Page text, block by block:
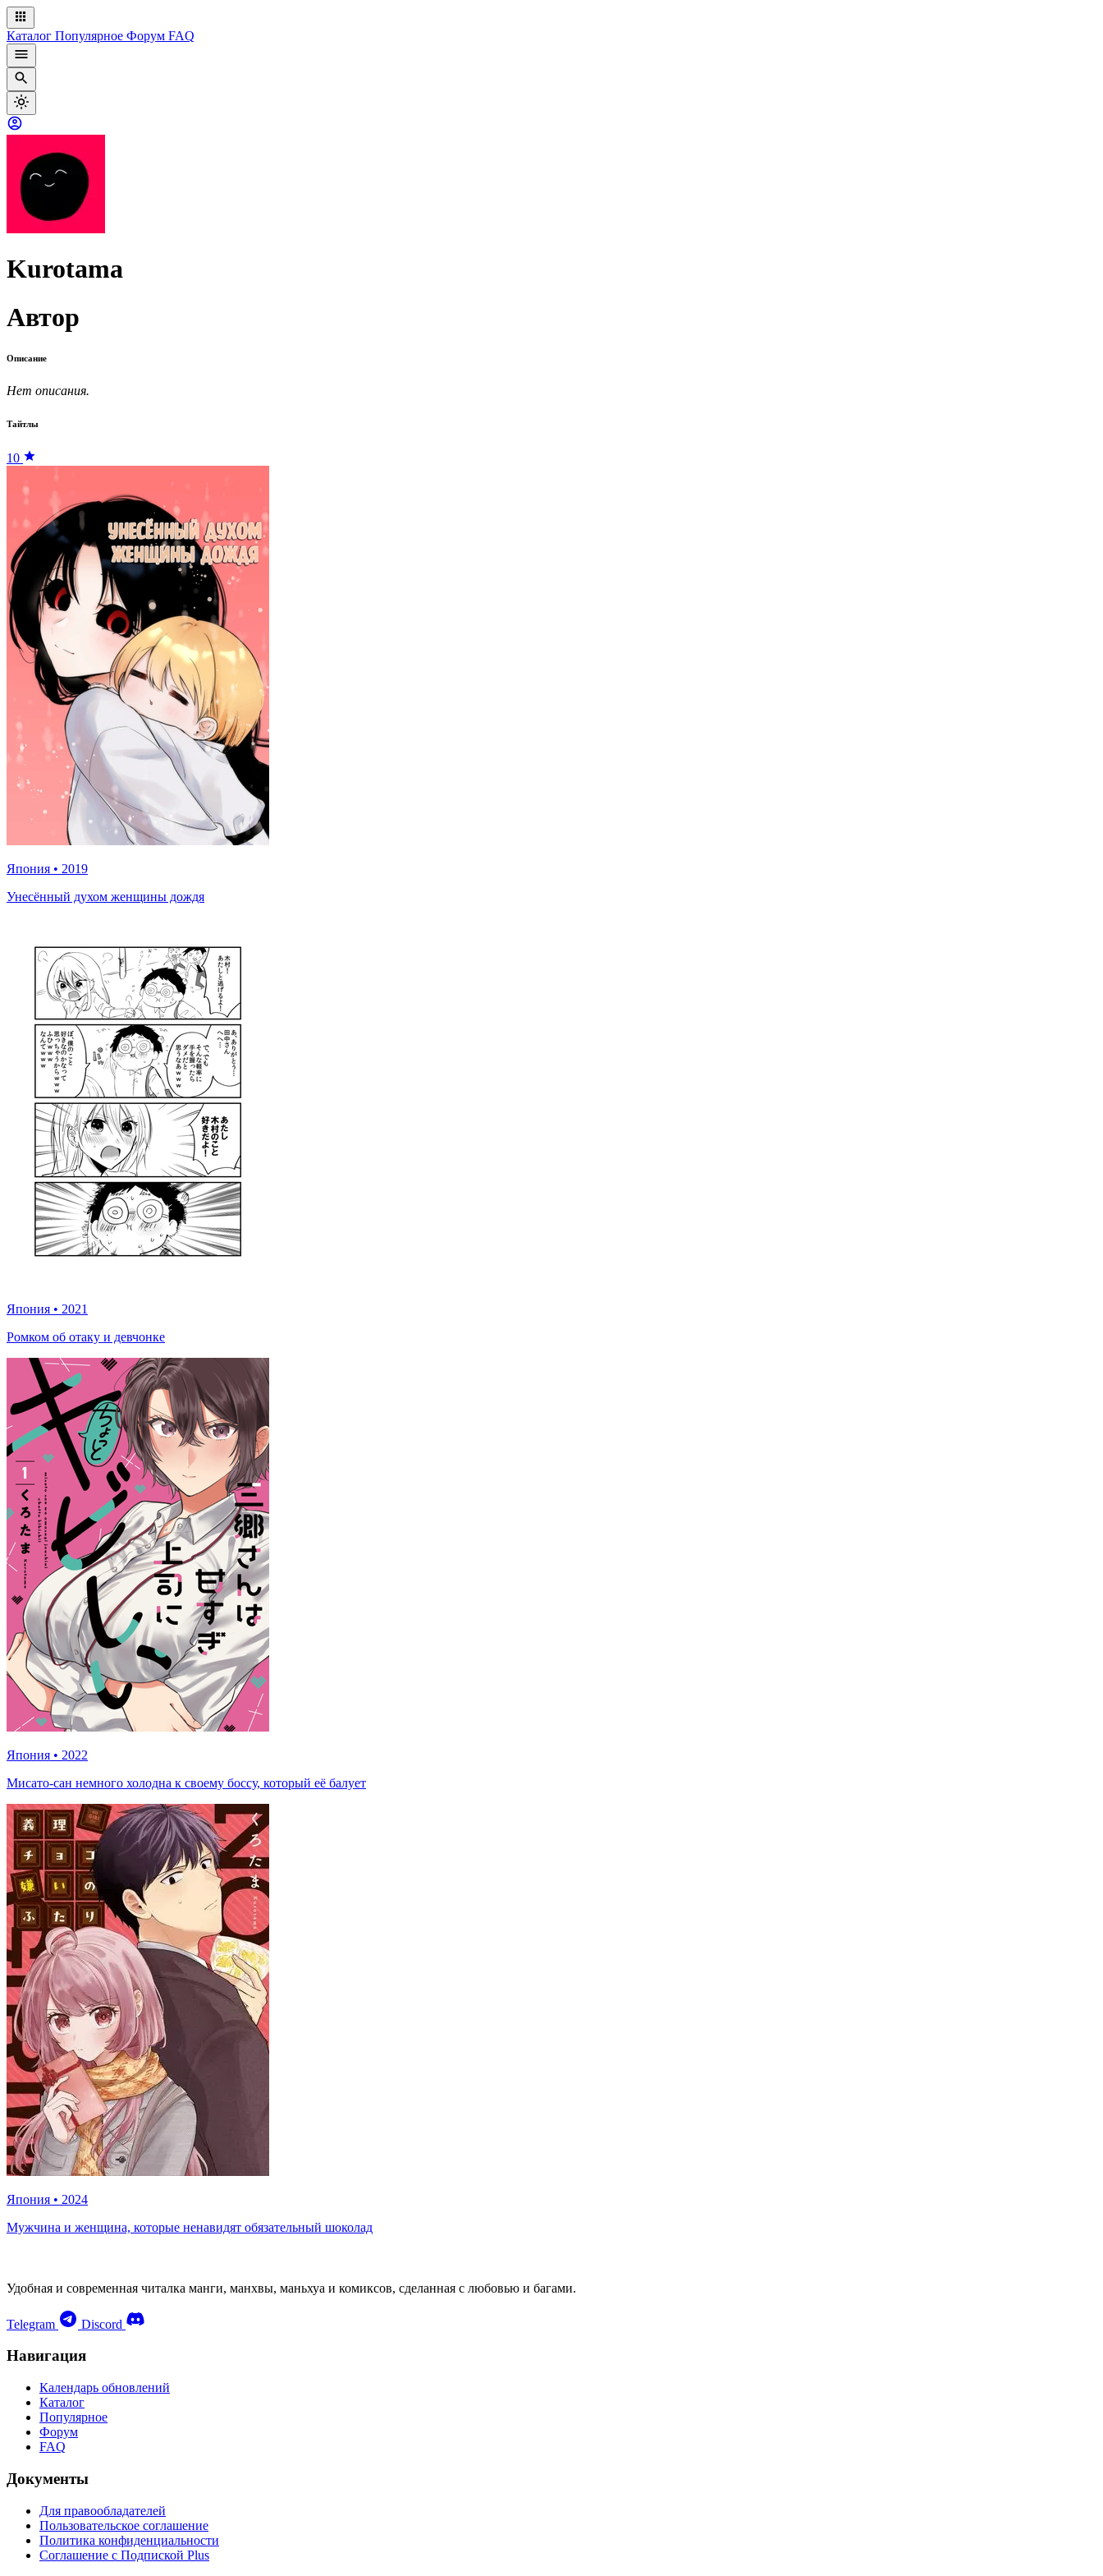
Каталог Популярное Форум FAQ
Kurotama
Автор
Описание
Нет описания.
Тайтлы
10
Япония • 2019
Унесённый духом женщины дождя
Япония • 2021
Ромком об отаку и девчонке
Япония • 2022
Мисато-сан немного холодна к своему боссу, который её балует
Япония • 2024
Мужчина и женщина, которые ненавидят обязательный шоколад
Удобная и современная читалка манги, манхвы, маньхуа и комиксов, сделанная с любовью и багами.
Telegram Discord
Навигация
Календарь обновлений
Каталог
Популярное
Форум
FAQ
Документы
Для правообладателей
Пользовательское соглашение
Политика конфиденциальности
Соглашение с Подпиской Plus